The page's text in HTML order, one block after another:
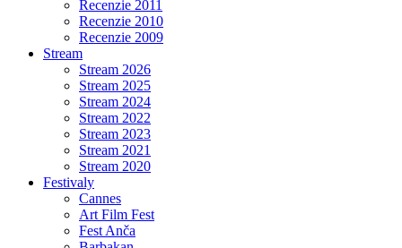
Recenzie 2011
Recenzie 2010
Recenzie 2009
Stream
Stream 2026
Stream 2025
Stream 2024
Stream 2022
Stream 2023
Stream 2021
Stream 2020
Festivaly
Cannes
Art Film Fest
Fest Anča